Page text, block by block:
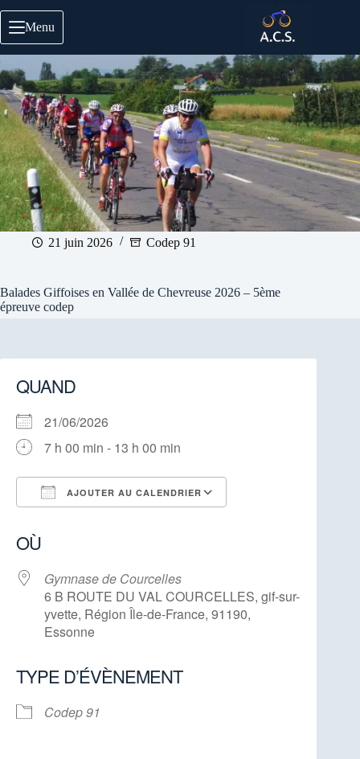
au
contenu
Menu
21 juin 2026 Codep 91
Balades Giffoises en Vallée de Chevreuse 2026 – 5ème
épreuve codep
QUAND
21/06/2026
7 h 00 min - 13 h 00 min
AJOUTER AU CALENDRIER
OÙ
Gymnase de Courcelles
6 B ROUTE DU VAL COURCELLES, gif-sur-
yvette, Région Île-de-France, 91190,
Essonne
TYPE D’ÉVÈNEMENT
Codep 91